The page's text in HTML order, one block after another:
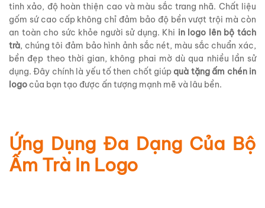
tinh xảo, độ hoàn thiện cao và màu sắc trang nhã. Chất liệu
gốm sứ cao cấp không chỉ đảm bảo độ bền vượt trội mà còn
an toàn cho sức khỏe người sử dụng. Khi in logo lên bộ tách
trà, chúng tôi đảm bảo hình ảnh sắc nét, màu sắc chuẩn xác,
bền đẹp theo thời gian, không phai mờ dù qua nhiều lần sử
dụng. Đây chính là yếu tố then chốt giúp quà tặng ấm chén in
logo của bạn tạo được ấn tượng mạnh mẽ và lâu bền.
Ứng Dụng Đa Dạng Của Bộ
Ấm Trà In Logo